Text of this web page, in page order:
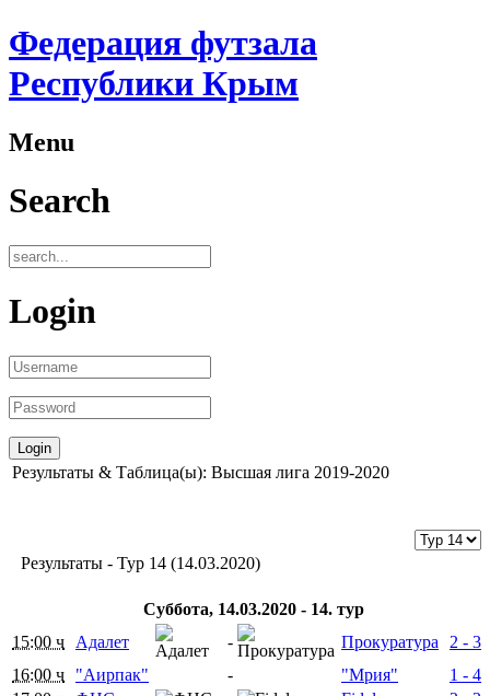
Федерация футзала
Республики Крым
Menu
Search
Login
Результаты & Таблица(ы): Высшая лига 2019-2020
Результаты - Тур 14 (14.03.2020)
Суббота, 14.03.2020 - 14. тур
15:00 ч
Адалет - Прокуратура
2 - 3
16:00 ч
"Аирпак" - "Мрия"
1 - 4